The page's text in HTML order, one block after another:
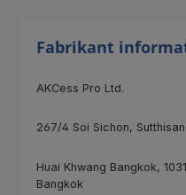
Fabrikant
AKCess Pro Ltd.
267/4 Soi Sichon,
Huai Khwang Bangkok,
Bangkok